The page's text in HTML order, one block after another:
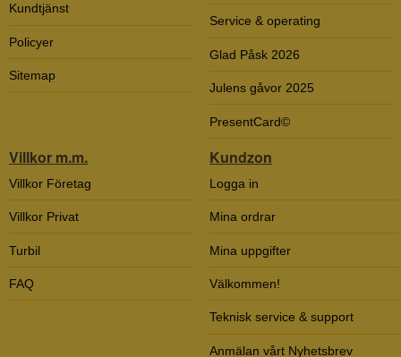
Kundtjänst
Policyer
Sitemap
Service & operating
Glad Påsk 2026
Julens gåvor 2025
PresentCard©
Villkor m.m.
Villkor Företag
Villkor Privat
Turbil
FAQ
Kundzon
Logga in
Mina ordrar
Mina uppgifter
Välkommen!
Teknisk service & support
Anmälan vårt Nyhetsbrev